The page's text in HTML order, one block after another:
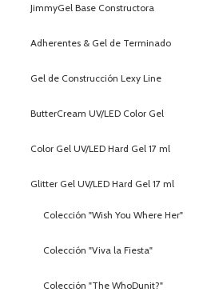
JimmyGel Base Constructora
Adherentes & Gel de Terminado
Gel de Construcción Lexy Line
ButterCream UV/LED Color Gel
Color Gel UV/LED Hard Gel 17 ml
Glitter Gel UV/LED Hard Gel 17 ml
Colección "Wish You Where Her"
Colección "Viva la Fiesta"
Colección "The WhoDunit?"